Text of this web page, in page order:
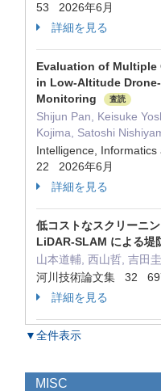
53 2026年6月
詳細を見る
Evaluation of Multiple
in Low-Altitude
Monitoring
査読
Shijun Pan, Keisuke
Kojima, Satoshi
Intelligence,
22 2026年6月
詳細を見る
低コストなスクリーニ
LiDAR-SLAM による堤
山本道輔, 西山哲, 吉田
河川技術論文集 32
詳細を見る
▼全件表示
MISC